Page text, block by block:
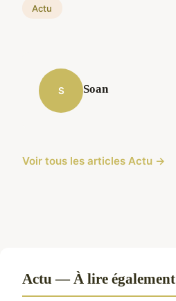
Actu
S Soan
Voir tous les articles Actu →
Actu — À lire également